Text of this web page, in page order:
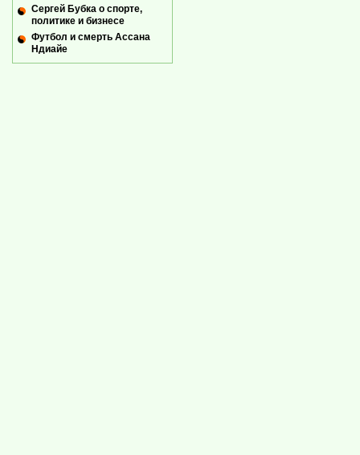
Сергей Бубка о спорте,
политике и бизнесе
Футбол и смерть Ассана
Ндиайе